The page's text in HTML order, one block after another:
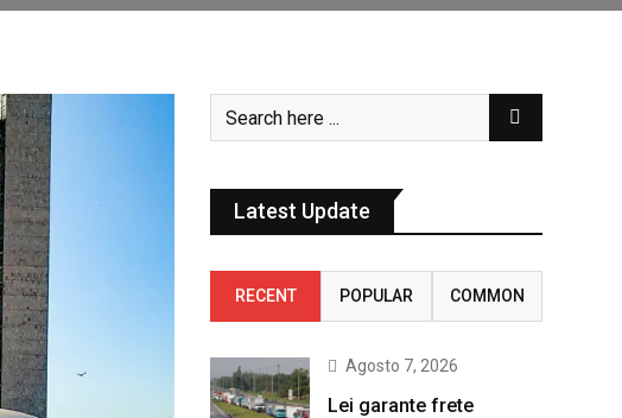
Latest Update
RECENT POPULAR COMMON
Agosto 7, 2026
Lei garante frete